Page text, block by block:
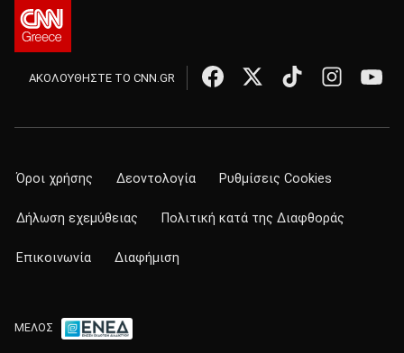
ΑΚΟΛΟΥΘΗΣΤΕ ΤΟ CNN.GR
Όροι χρήσης Δεοντολογία Ρυθμίσεις Cookies
Δήλωση εχεμύθειας Πολιτική κατά της Διαφθοράς
Επικοινωνία Διαφήμιση
ΜΕΛΟΣ